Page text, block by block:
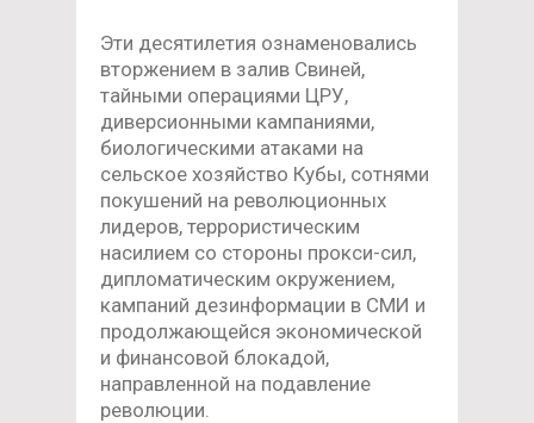
Эти десятилетия ознаменовались
вторжением в залив Свиней,
тайными операциями ЦРУ,
диверсионными кампаниями,
биологическими атаками на
сельское хозяйство Кубы, сотнями
покушений на революционных
лидеров, террористическим
насилием со стороны прокси-сил,
дипломатическим окружением,
кампаний дезинформации в СМИ и
продолжающейся экономической
и финансовой блокадой,
направленной на подавление
революции.